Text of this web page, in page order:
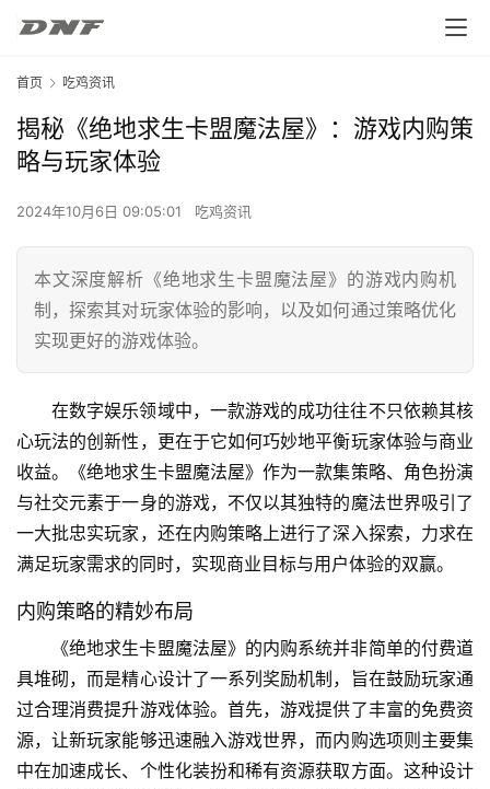
首页 吃鸡资讯
揭秘《绝地求生卡盟魔法屋》：游戏内购策
略与玩家体验
2024年10月6日 09:05:01 吃鸡资讯
本文深度解析《绝地求生卡盟魔法屋》的游戏内购机
制，探索其对玩家体验的影响，以及如何通过策略优化
实现更好的游戏体验。
在数字娱乐领域中，一款游戏的成功往往不只依赖其核
心玩法的创新性，更在于它如何巧妙地平衡玩家体验与商业
收益。《绝地求生卡盟魔法屋》作为一款集策略、角色扮演
与社交元素于一身的游戏，不仅以其独特的魔法世界吸引了
一大批忠实玩家，还在内购策略上进行了深入探索，力求在
满足玩家需求的同时，实现商业目标与用户体验的双赢。
内购策略的精妙布局
《绝地求生卡盟魔法屋》的内购系统并非简单的付费道
具堆砌，而是精心设计了一系列奖励机制，旨在鼓励玩家通
过合理消费提升游戏体验。首先，游戏提供了丰富的免费资
源，让新玩家能够迅速融入游戏世界，而内购选项则主要集
中在加速成长、个性化装扮和稀有资源获取方面。这种设计